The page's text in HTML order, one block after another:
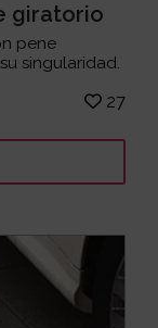
giratorio
pene
singularidad.
27